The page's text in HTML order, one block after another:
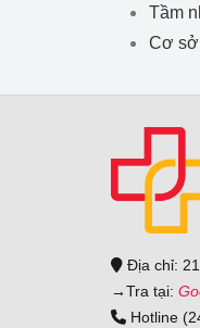
Tầm
Cơ sở
Địa chỉ:
→Tra tại:
Hotline